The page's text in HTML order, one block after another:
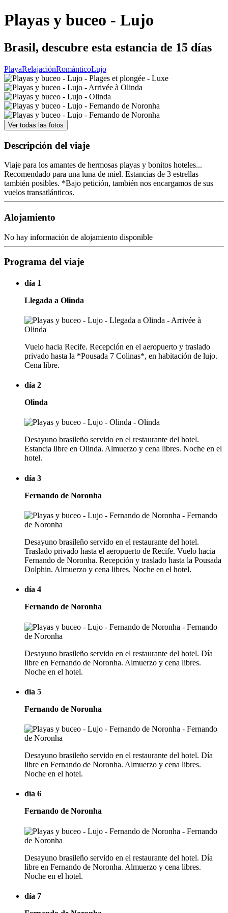
Playas y buceo - Lujo
Brasil, descubre esta estancia de 15 días
PlayaRelajaciónRománticoLujo
Ver todas las fotos
Descripción del viaje
Viaje para los amantes de hermosas playas y bonitos hoteles...
Recomendado para una luna de miel. Estancias de 3 estrellas
también posibles. *Bajo petición, también nos encargamos de sus
vuelos transatlánticos.
Alojamiento
No hay información de alojamiento disponible
Programa del viaje
día 1
Llegada a Olinda
Vuelo hacia Recife. Recepción en el aeropuerto y traslado
privado hasta la *Pousada 7 Colinas*, en habitación de lujo.
Cena libre.
día 2
Olinda
Desayuno brasileño servido en el restaurante del hotel.
Estancia libre en Olinda. Almuerzo y cena libres. Noche en el
hotel.
día 3
Fernando de Noronha
Desayuno brasileño servido en el restaurante del hotel.
Traslado privado hasta el aeropuerto de Recife. Vuelo hacia
Fernando de Noronha. Recepción y traslado hasta la Pousada
Dolphin. Almuerzo y cena libres. Noche en el hotel.
día 4
Fernando de Noronha
Desayuno brasileño servido en el restaurante del hotel. Día
libre en Fernando de Noronha. Almuerzo y cena libres.
Noche en el hotel.
día 5
Fernando de Noronha
Desayuno brasileño servido en el restaurante del hotel. Día
libre en Fernando de Noronha. Almuerzo y cena libres.
Noche en el hotel.
día 6
Fernando de Noronha
Desayuno brasileño servido en el restaurante del hotel. Día
libre en Fernando de Noronha. Almuerzo y cena libres.
Noche en el hotel.
día 7